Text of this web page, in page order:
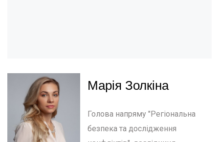
Марія Золкіна
Голова напряму "Регіональна
безпека та дослідження